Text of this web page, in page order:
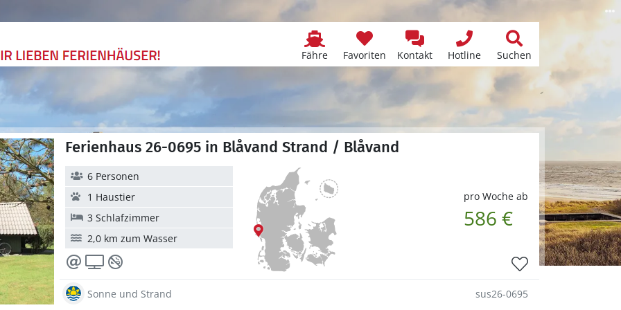
Fähre Favoriten Kontakt Hotline Suchen
Ferienhaus 26-0695 in Blåvand Strand / Blåvand
pro Woche ab
586 €
6 Personen
1 Haustier
3 Schlafzimmer
2,0 km zum Wasser
Sonne und Strand sus26-0695